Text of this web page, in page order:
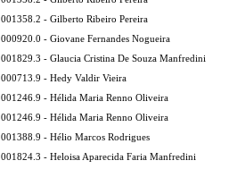
001358.2 - Gilberto Ribeiro Pereira
000920.0 - Giovane Fernandes Nogueira
001829.3 - Glaucia Cristina De Souza Manfredini
000713.9 - Hedy Valdir Vieira
001246.9 - Hélida Maria Renno Oliveira
001246.9 - Hélida Maria Renno Oliveira
001388.9 - Hélio Marcos Rodrigues
001824.3 - Heloisa Aparecida Faria Manfredini